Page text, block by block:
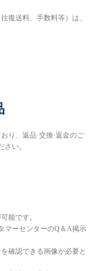
復送料、手数料等）は、
り、返品·交換·返金のご
い。
能です。
マーセンターのQ＆A掲示
確認できる画像が必要と